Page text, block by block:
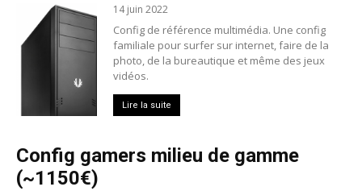
14 juin 2022
Config de référence multimédia. Une config
familiale pour surfer sur internet, faire de la
photo, de la bureautique et même des jeux
vidéos.
Lire la suite
Config gamers milieu de gamme
(~1150€)